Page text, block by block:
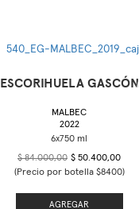
ESCORIHUELA GASCÓN
MALBEC
2022
$ 84.000,00 $ 50.400,00
(Precio por botella $8400)
AGREGAR